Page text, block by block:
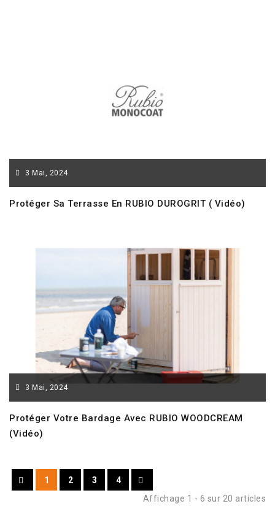
3 Mai, 2024
Protéger Sa Terrasse En RUBIO DUROGRIT ( Vidéo)
3 Mai, 2024
Protéger Votre Bardage Avec RUBIO WOODCREAM
(vidéo)
1 2 3
4
Affichage 1 - 6 sur 20 articles